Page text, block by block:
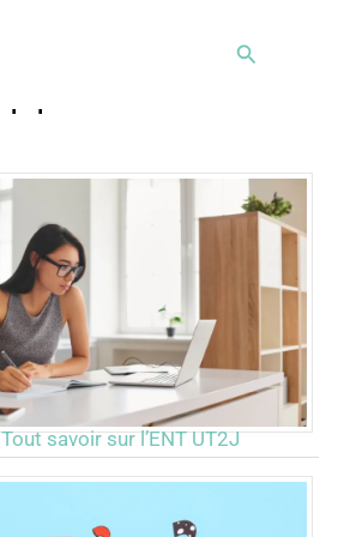
Rechercher
Tout savoir sur l’ENT UT2J